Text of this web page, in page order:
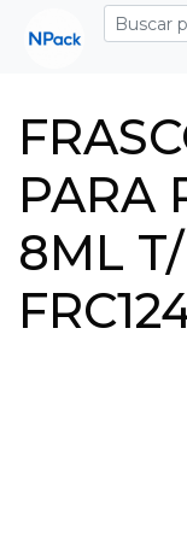
PARA
8ML